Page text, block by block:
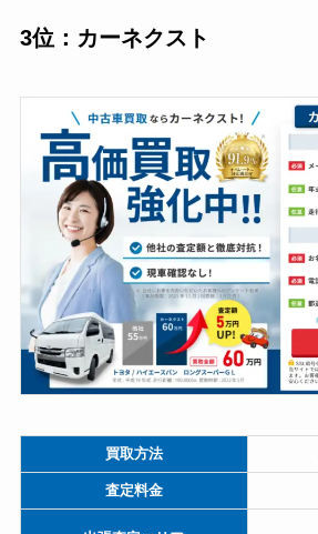
3位：カーネクスト
買取方法
査定料金